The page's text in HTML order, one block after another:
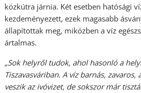
közkútra járnia. Két esetben hatósági
kezdeményezett, ezek magasabb
állapítottak meg, miközben a víz
ártalmas.
„Sok helyről tudok, ahol hasonló a
Tiszavasváriban. A víz barnás,
veszik az ivóvizet, de sokszor már